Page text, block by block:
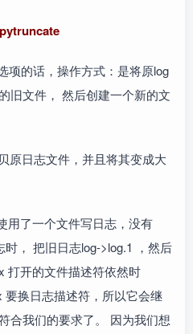
项的话，操作方式：是将原log
旧文件， 然后创建一个新的文
原日志文件，并且将其变成大
用了一个文件写日志，没有
， 把旧日志log->log.1 ，然后
打开的文件描述符依然时
要换日志描述符，所以它会继
合我们的要求了。 因为我们想